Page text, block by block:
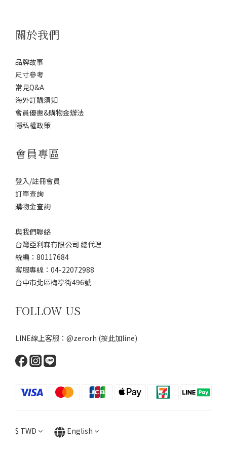
關於我們
品牌故事
尺寸參考
常見Q&A
海外訂購須知
會員優惠&購物金辦法
隱私權政策
會員專區
登入/註冊會員
訂單查詢
購物金查詢
與我們聯絡
台灣亞利森有限公司 總代理
統編：80117684
客服專線：04-22072988
台中市北區梅亭街496號
FOLLOW US
LINE線上客服：@zerorh (按此加line)
$ TWD English